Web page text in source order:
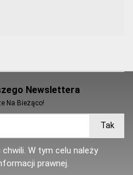
Newslettera
Na Bieżąco!
W tym celu należy
prawnej.